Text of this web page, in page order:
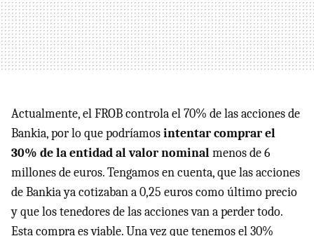
Actualmente, el FROB controla el 70% de las acciones de
Bankia, por lo que podríamosintentar comprar el
30% de la entidad al valor nominalmenos de 6
millones de euros. Tengamos en cuenta, que las acciones
de Bankia ya cotizaban a 0,25 euros como último precio
y que los tenedores de las acciones van a perder todo.
Esta compra es viable. Una vez que tenemos el 30%